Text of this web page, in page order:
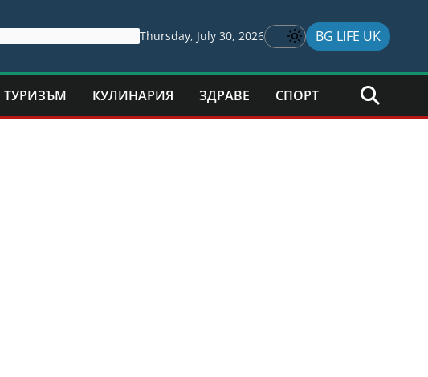
Thursday, July 30, 2026 BG LIFE UK
ТУРИЗЪМ КУЛИНАРИЯ ЗДРАВЕ СПОРТ